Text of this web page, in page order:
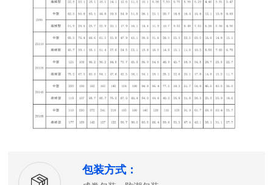
包装方式：